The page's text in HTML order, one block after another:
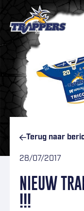
Ga naar inhoud
Terug naar
28/07/2017
NIEUW
!!!